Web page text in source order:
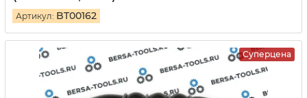
Артикул: BT00162
Суперцена